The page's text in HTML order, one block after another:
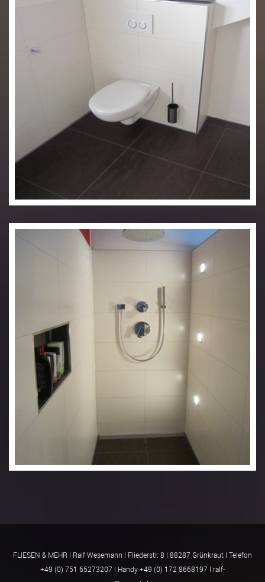
FLIESEN & MEHR l Ralf Wesemann l Fliederstr. 8 l 88287 Grünkraut l Telefon
+49 (0) 751 65273207 l Handy +49 (0) 172 8668197 l ralf-